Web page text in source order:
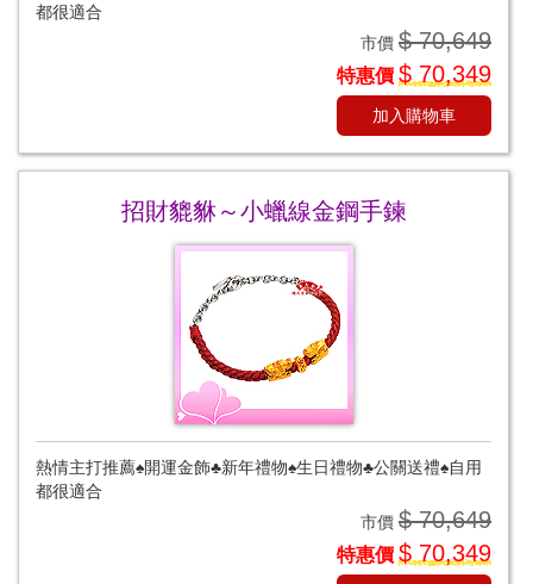
都很適合
市價 $ 70,649
特惠價 $ 70,349
加入購物車
招財貔貅～小蠟線金鋼手鍊
熱情主打推薦♠開運金飾♣新年禮物♠生日禮物♣公關送禮♠自用
都很適合
市價 $ 70,649
特惠價 $ 70,349